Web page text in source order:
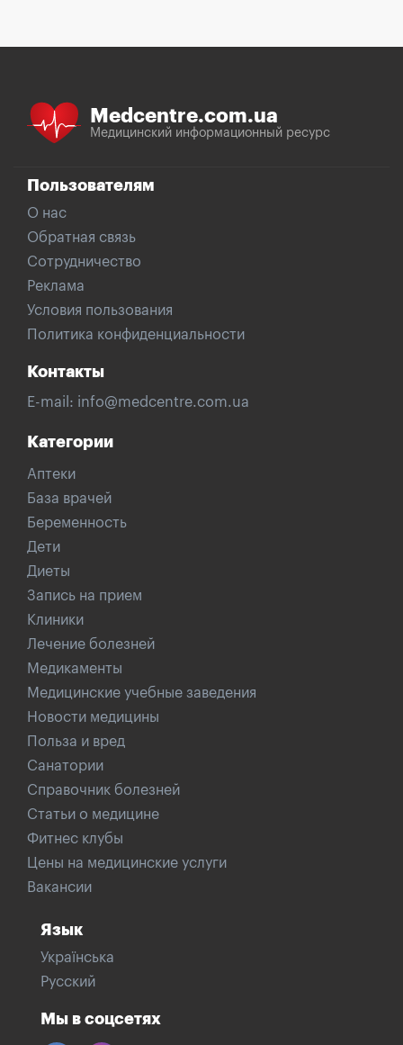
Medcentre.com.ua
Медицинский информационный ресурс
Пользователям
О нас
Обратная связь
Сотрудничество
Реклама
Условия пользования
Политика конфиденциальности
Контакты
E-mail: info@medcentre.com.ua
Категории
Аптеки
База врачей
Беременность
Дети
Диеты
Запись на прием
Клиники
Лечение болезней
Медикаменты
Медицинские учебные заведения
Новости медицины
Польза и вред
Санатории
Справочник болезней
Статьи о медицине
Фитнес клубы
Цены на медицинские услуги
Вакансии
Язык
Українська
Русский
Мы в соцсетях